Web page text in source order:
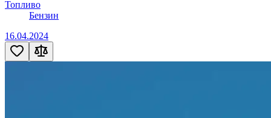
Топливо
Бензин
16.04.2024